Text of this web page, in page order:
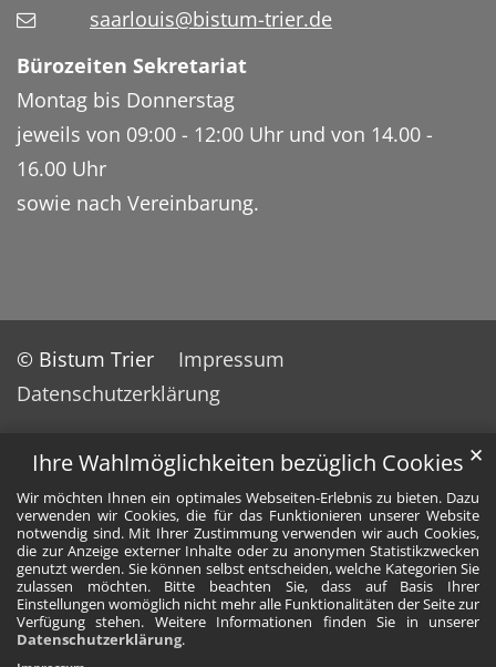
Ihre Wahlmöglichkeiten bezüglich Cookies
Wir möchten Ihnen ein optimales Webseiten-Erlebnis zu bieten. Dazu
verwenden wir Cookies, die für das Funktionieren unserer Website
notwendig sind. Mit Ihrer Zustimmung verwenden wir auch Cookies,
die zur Anzeige externer Inhalte oder zu anonymen Statistikzwecken
genutzt werden. Sie können selbst entscheiden, welche Kategorien Sie
zulassen möchten. Bitte beachten Sie, dass auf Basis Ihrer
Einstellungen womöglich nicht mehr alle Funktionalitäten der Seite zur
Verfügung stehen. Weitere Informationen finden Sie in unserer
Datenschutzerklärung.
✕
saarlouis@bistum-trier.de
Bürozeiten Sekretariat
Montag bis Donnerstag
jeweils von 09:00 - 12:00 Uhr und von 14.00 -
16.00 Uhr
sowie nach Vereinbarung.
© Bistum Trier
Impressum
Datenschutzerklärung